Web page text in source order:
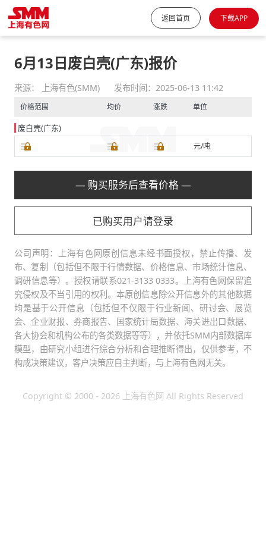
返回首页 下载APP
6月13日废白壳(广东)报价
来源： 上海有色(SMM) 发布时间：2025-06-13 11:42
价格范围 均价 涨跌 单位
废白壳(广东)
元/吨
— 购买服务后查看价格 —
已购买用户请登录
公司声明：上海有色网原创信息未经书面授权，禁止传播、发
布、复制（包括但不限于行情数据、价格信息、市场统计信息、
调研信息等）。授权请联系021-3133 0333。上海有色网保留追
究侵权及不当引用的权利。本原创信息除公开信息外的其他数据
均是基于公开信息（包括但不仅限于行业新闻、研讨会、展览
会、企业财报、券商报告、国家统计局数据、海关进出口数据、
各大协会和机构公布的各类数据等等），并依托SMM内部数据库
模型，由研究小组进行综合分析和合理推断得出，仅供参考，不
构成决策建议，客户决策应自主判断，与上海有色网无关。
Copyright © 2000 - 2026 上海有色网 All Rights Reserved